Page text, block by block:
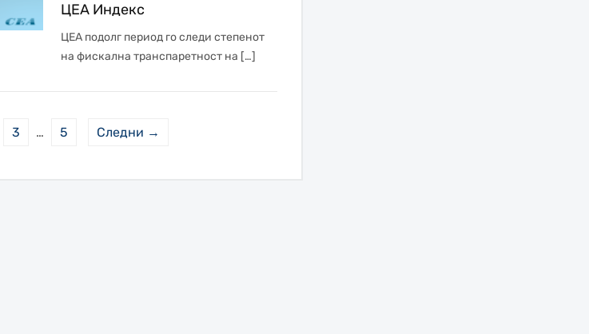
ЦЕА Индекс
ЦЕА подолг период го следи степенот
на фискална транспаретност на […]
3 … 5 Следни →